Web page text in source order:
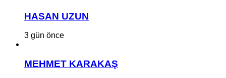
HASAN UZUN
3 gün önce
MEHMET KARAKAŞ